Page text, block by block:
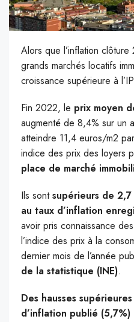
Alors que l’inflation
grands marchés locatifs
croissance supérieure à
Fin 2022, le prix moyen
augmenté de 8,4% sur un
atteindre 11,4 euros/m2
indice des prix des loyers
place de marché
Ils sontsupérieurs de
au taux d’inflation
avoir pris connaissance
l’indice des prix à la
dernier mois de l’année
de la statistique (INE).
Des hausses
d’inflation publié